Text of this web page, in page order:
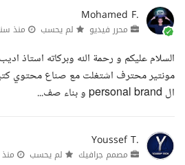
Mohamed F.
محرر فيديو لم يحسب منذ
السلام عليكم و رحمة الله وبركاته استاذ
مونتير محترف اشتغلت مع صناع محتوي
ال personal brand و بناء صف...
Youssef T.
مصمم جرافيك لم يحسب